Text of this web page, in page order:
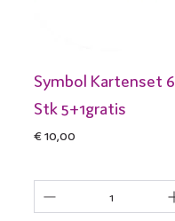
Symbol Kartenset 6
Stk 5+1gratis
Preis
€ 10,00